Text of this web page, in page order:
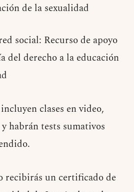
de la sexualidad
social: Recurso de apoyo
del derecho a la educación
clases en video,
habrán tests sumativos
recibirás un certificado de